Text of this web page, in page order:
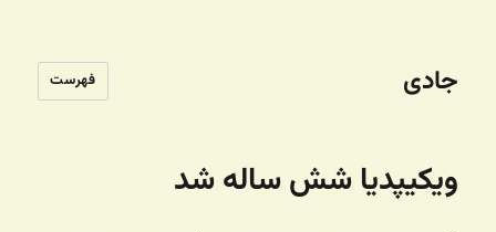
جادی فهرست
ویکیپدیا شش ساله شد